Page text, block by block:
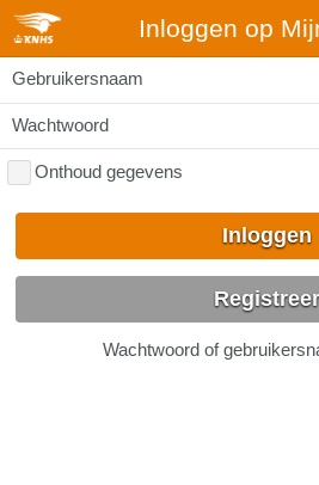
Inloggen op
Gebruikersnaam
Wachtwoord
Onthoud gegevens
Inloggen
Registreer
Wachtwoord of